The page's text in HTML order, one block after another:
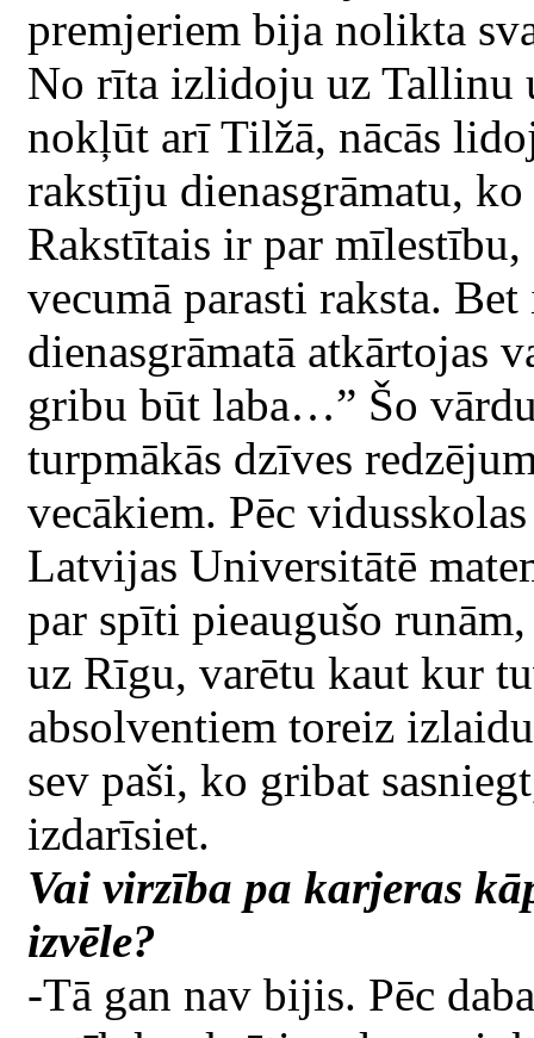
premjeriem bija nolikta
No rīta izlidoju uz Tallinu
nokļūt arī Tilžā, nācās
rakstīju dienasgrāmatu,
Rakstītais ir par mīlestību,
vecumā parasti raksta.
dienasgrāmatā atkārtojas
gribu būt laba…” Šo
turpmākās dzīves
vecākiem. Pēc
Latvijas Universitātē
par spīti pieaugušo
uz Rīgu, varētu kaut kur
absolventiem toreiz
sev paši, ko gribat
izdarīsiet.
Vai virzība pa karjeras
izvēle?
-Tā gan nav bijis. Pēc